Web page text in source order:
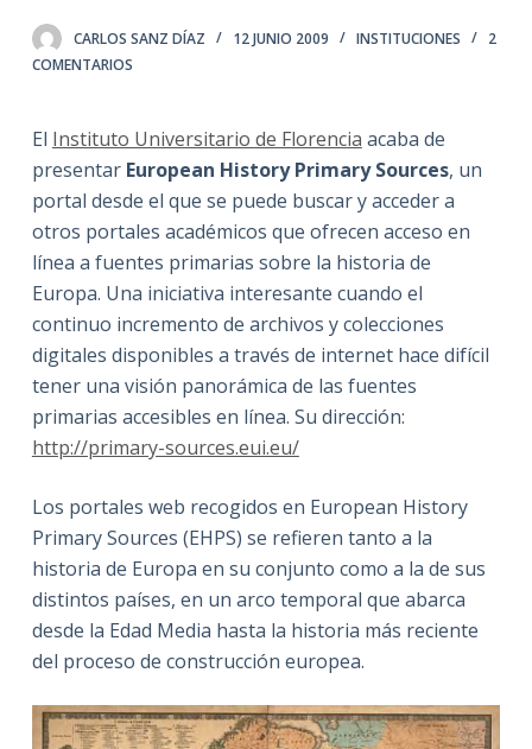
d
o
CARLOS SANZ DÍAZ 12 JUNIO 2009 INSTITUCIONES
2
COMENTARIOS
El Instituto Universitario de Florencia acaba de
presentar European History Primary Sources, un
portal desde el que se puede buscar y acceder a
otros portales académicos que ofrecen acceso en
línea a fuentes primarias sobre la historia de
Europa. Una iniciativa interesante cuando el
continuo incremento de archivos y colecciones
digitales disponibles a través de internet hace difícil
tener una visión panorámica de las fuentes
primarias accesibles en línea. Su dirección:
http://primary-sources.eui.eu/
Los portales web recogidos en European History
Primary Sources (EHPS) se refieren tanto a la
historia de Europa en su conjunto como a la de sus
distintos países, en un arco temporal que abarca
desde la Edad Media hasta la historia más reciente
del proceso de construcción europea.